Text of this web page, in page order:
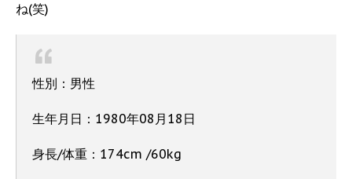
ね(笑)
性別：男性
生年月日：1980年08月18日
身長/体重：174cm /60kg